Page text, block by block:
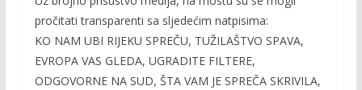
pročitati transparenti sa sljedećim natpisima:
KO NAM UBI RIJEKU SPREČU, TUŽILAŠTVO SPAVA,
EVROPA VAS GLEDA, UGRADITE FILTERE,
ODGOVORNE NA SUD, ŠTA VAM JE SPREČA SKRIVILA,